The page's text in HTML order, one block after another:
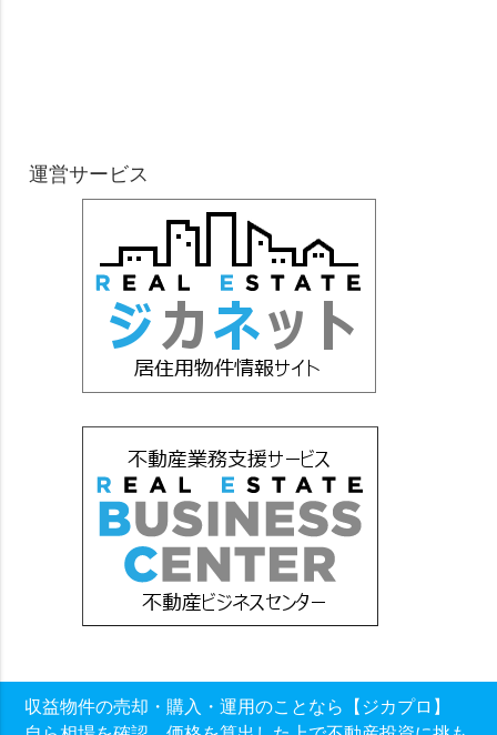
運営サービス
収益物件の売却・購入・運用のことなら【ジカプロ】